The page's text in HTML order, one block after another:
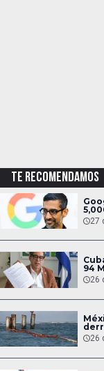
TE RECOMENDAMOS
27
94
26
26